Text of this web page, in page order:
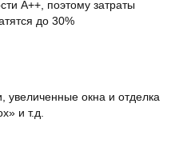
А++, поэтому затраты
до 30%
увеличенные окна и отделка
и т.д.